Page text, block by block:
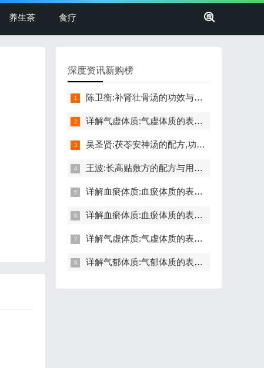
养生茶 食疗
深度资讯新购榜
陈卫衡:补肾壮骨汤的功效与作用,配方与禁忌,髋关节损伤,腿脚不便
详解气虚体质:气虚体质的表现症状,自测题,怎么调理,食疗药膳
吴圣贤:茯苓安神汤的配方,功效与作用,怎么做,不适合的人,失眠
王波:长高贴敷方的配方与用法,功效与禁忌,长高,命门穴,生长激素
详解血瘀体质:血瘀体质的表现症状,自测题,怎么调理,食疗药膳
详解血瘀体质:血瘀体质的表现症状,自测题,怎么调理,食疗药膳
详解气虚体质:气虚体质的表现症状,自测题,怎么调理,食疗药膳
详解气郁体质:气郁体质的表现症状,自测题,怎么调理,食疗药膳